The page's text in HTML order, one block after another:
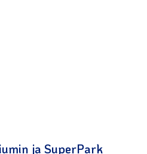
ja SuperPark